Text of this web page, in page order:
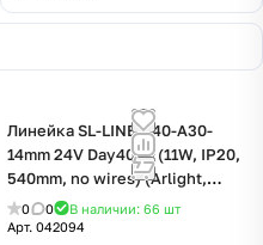
Линейка SL-LINE-540-A30-
14mm 24V Day4000 (11W, IP20,
540mm, no wires) (Arlight,
CRI>90)
0 0 В наличии: 66 шт
Арт. 042094